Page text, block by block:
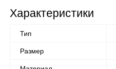
Характеристики
Тип
Размер